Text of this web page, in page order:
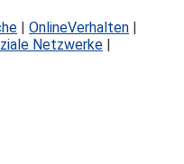
Online­Verhalten
Netzwerke